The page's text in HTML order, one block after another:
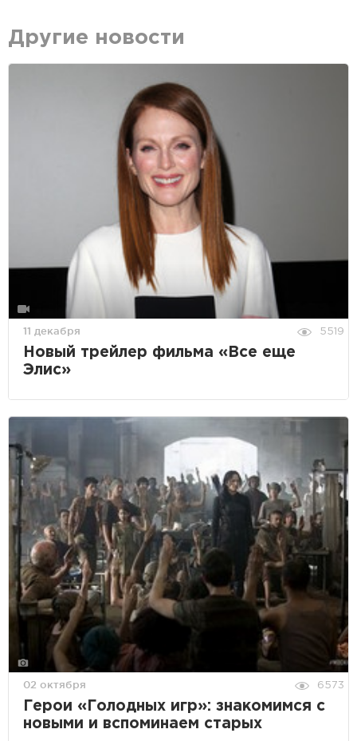
Другие новости
11 декабря 5519
Новый трейлер фильма «Все еще
Элис»
02 октября 6573
Герои «Голодных игр»: знакомимся с
новыми и вспоминаем старых